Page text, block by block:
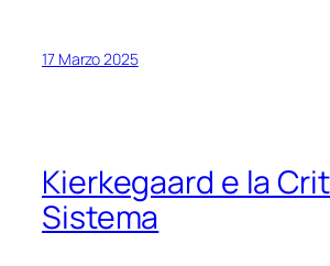
17 Marzo 2025
Kierkegaard e la
Sistema